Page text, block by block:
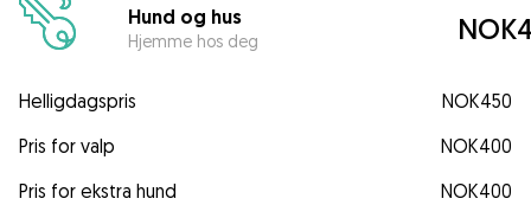
Hund og hus
Hjemme hos deg
Helligdagspris
NOK450
Pris for valp
NOK400
Pris for ekstra hund
NOK400